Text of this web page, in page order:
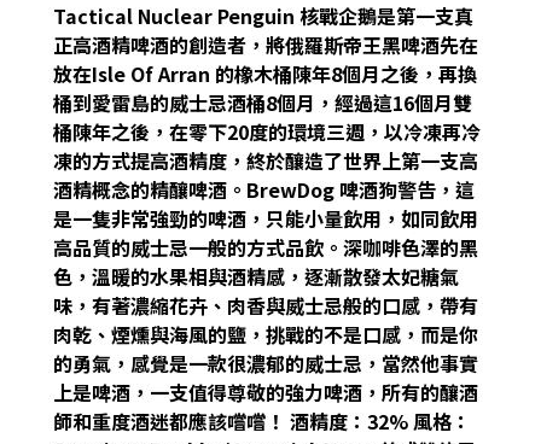
Tactical Nuclear Penguin 核戰企鵝是第一支真
正高酒精啤酒的創造者，將俄羅斯帝王黑啤酒先在
放在Isle Of Arran 的橡木桶陳年8個月之後，再換
桶到愛雷島的威士忌酒桶8個月，經過這16個月雙
桶陳年之後，在零下20度的環境三週，以冷凍再冷
凍的方式提高酒精度，終於釀造了世界上第一支高
酒精概念的精釀啤酒。BrewDog 啤酒狗警告，這
是一隻非常強勁的啤酒，只能小量飲用，如同飲用
高品質的威士忌一般的方式品飲。深咖啡色澤的黑
色，溫暖的水果相與酒精感，逐漸散發太妃糖氣
味，有著濃縮花卉、肉香與威士忌般的口感，帶有
肉乾、煙燻與海風的鹽，挑戰的不是口感，而是你
的勇氣，感覺是一款很濃郁的威士忌，當然他事實
上是啤酒，一支值得尊敬的強力啤酒，所有的釀酒
師和重度酒迷都應該嚐嚐！ 酒精度：32% 風格：